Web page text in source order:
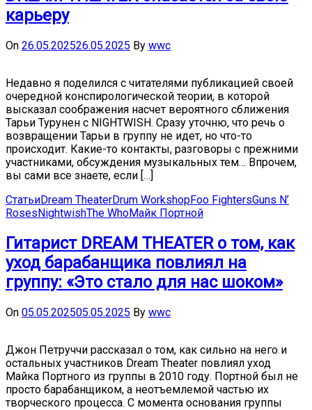
карьеру
On 26.05.202526.05.2025 By wwc
Недавно я поделился с читателями публикацией своей
очередной конспирологической теории, в которой
высказал соображения насчет вероятного сближения
Тарьи Турунен с NIGHTWISH. Сразу уточню, что речь о
возвращении Тарьи в группу не идет, но что-то
происходит. Какие-то контакты, разговоры с прежними
участниками, обсуждения музыкальных тем… Впрочем,
вы сами все знаете, если […]
СтатьиDream TheaterDrum WorkshopFoo FightersGuns N’
RosesNightwishThe WhoМайк Портной
Гитарист DREAM THEATER о том, как
уход барабанщика повлиял на
группу: «Это стало для нас шоком»
On 05.05.202505.05.2025 By wwc
Джон Петруччи рассказал о том, как сильно на него и
остальных участников Dream Theater повлиял уход
Майка Портного из группы в 2010 году. Портной был не
просто барабанщиком, а неотъемлемой частью их
творческого процесса. С момента основания группы